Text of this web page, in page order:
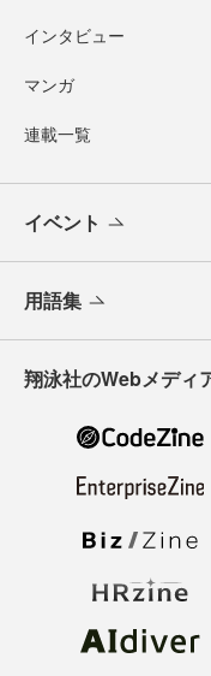
インタビュー
マンガ
連載一覧
イベント
用語集
翔泳社のWebメディ